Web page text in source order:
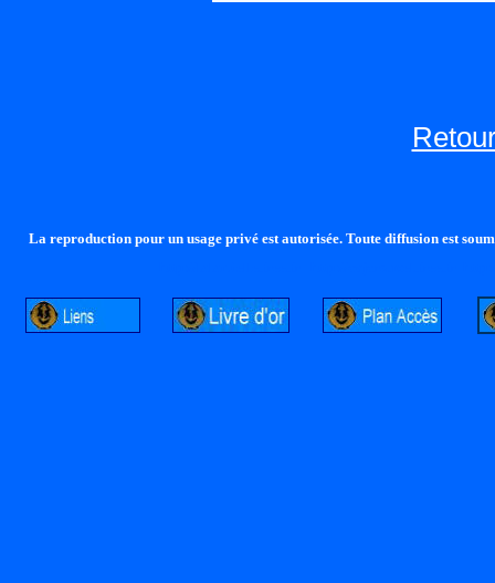
La reproduction pour un usage privé est autorisée. Toute diffusion est